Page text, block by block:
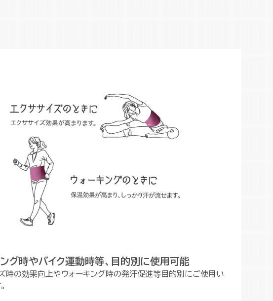
グ時やバイク運動時等、目的別に使用可能
時の効果向上やウォーキング時の発汗促進等目的別にご使用い